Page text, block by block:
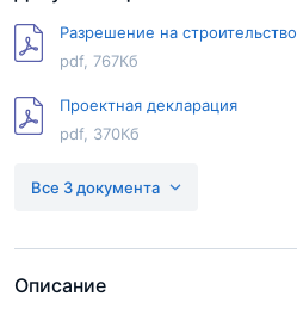
Разрешение на строительство
pdf, 767Кб
Проектная декларация
pdf, 370Кб
РнВ_19.11.2021
Все 3 документа
Описание